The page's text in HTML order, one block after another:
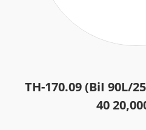
TH-170.09 (BiI 90L/
40